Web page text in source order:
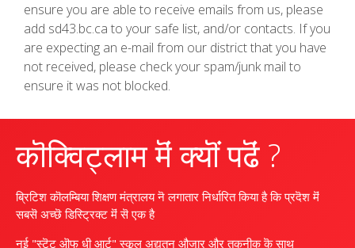
ensure you are able to receive emails from us, please
add sd43.bc.ca to your safe list, and/or contacts. If you
are expecting an e-mail from our district that you have
not received, please check your spam/junk mail to
ensure it was not blocked.
कॊक्विट्लाम मॆं क्यॊं पढॆं ?
ब्रिटिश कॊलम्बिया शिक्षण मंत्रालय नॆ लगातार निर्धारित किया है कि प्रदॆश मॆं
सबसॆ अच्छॆ डिस्ट्रिक्ट मॆं सॆ एक है
नई "स्टॆट ऒफ धी आर्ट" स्कूल अद्यतन औजार और तकनीक कॆ साथ